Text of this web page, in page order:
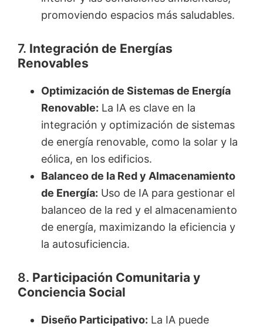
promoviendo espacios más saludables.
7. Integración de Energías
Renovables
Optimización de Sistemas de Energía
Renovable: La IA es clave en la
integración y optimización de sistemas
de energía renovable, como la solar y la
eólica, en los edificios.
Balanceo de la Red y Almacenamiento
de Energía: Uso de IA para gestionar el
balanceo de la red y el almacenamiento
de energía, maximizando la eficiencia y
la autosuficiencia.
8. Participación Comunitaria y
Conciencia Social
Diseño Participativo: La IA puede